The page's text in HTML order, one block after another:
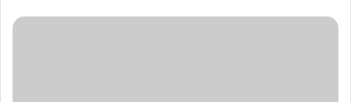
«دايناتريس»